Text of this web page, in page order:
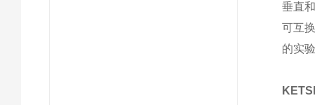
垂直
可互
的实